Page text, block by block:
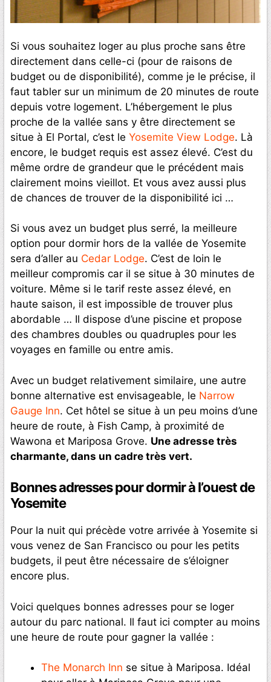
Si vous souhaitez loger au plus proche sans être
directement dans celle-ci (pour de raisons de
budget ou de disponibilité), comme je le précise, il
faut tabler sur un minimum de 20 minutes de route
depuis votre logement. L’hébergement le plus
proche de la vallée sans y être directement se
situe à El Portal, c’est le Yosemite View Lodge. Là
encore, le budget requis est assez élevé. C’est du
même ordre de grandeur que le précédent mais
clairement moins vieillot. Et vous avez aussi plus
de chances de trouver de la disponibilité ici …
Si vous avez un budget plus serré, la meilleure
option pour dormir hors de la vallée de Yosemite
sera d’aller au Cedar Lodge. C’est de loin le
meilleur compromis car il se situe à 30 minutes de
voiture. Même si le tarif reste assez élevé, en
haute saison, il est impossible de trouver plus
abordable … Il dispose d’une piscine et propose
des chambres doubles ou quadruples pour les
voyages en famille ou entre amis.
Avec un budget relativement similaire, une autre
bonne alternative est envisageable, le Narrow
Gauge Inn. Cet hôtel se situe à un peu moins d’une
heure de route, à Fish Camp, à proximité de
Wawona et Mariposa Grove. Une adresse très
charmante, dans un cadre très vert.
Bonnes adresses pour dormir à l’ouest de
Yosemite
Pour la nuit qui précède votre arrivée à Yosemite si
vous venez de San Francisco ou pour les petits
budgets, il peut être nécessaire de s’éloigner
encore plus.
Voici quelques bonnes adresses pour se loger
autour du parc national. Il faut ici compter au moins
une heure de route pour gagner la vallée :
The Monarch Inn se situe à Mariposa. Idéal